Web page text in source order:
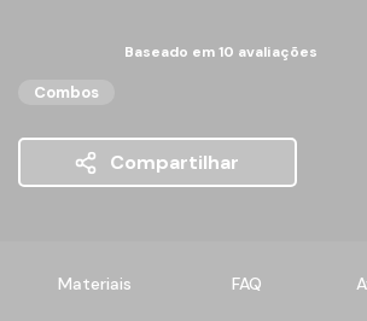
Baseado em 10 avaliações
Combos
Compartilhar
Materiais FAQ